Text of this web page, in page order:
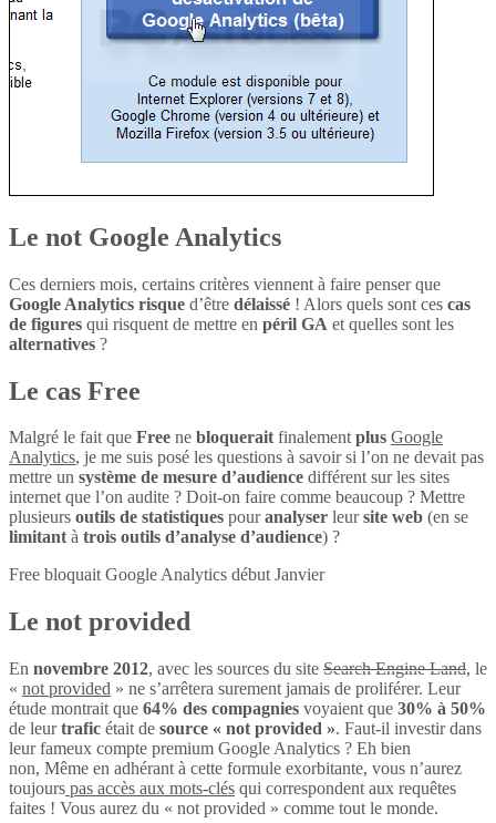
Le not Google Analytics
Ces derniers mois, certains critères viennent à faire penser que
Google Analytics risque d’être délaissé ! Alors quels sont ces cas
de figures qui risquent de mettre en péril GA et quelles sont les
alternatives ?
Le cas Free
Malgré le fait que Free ne bloqueraitfinalementplus Google
Analytics, je me suis posé les questions à savoir si l’on ne devait pas
mettre un système de mesure d’audience différent sur les sites
internet que l’on audite ? Doit-on faire comme beaucoup ? Mettre
plusieurs outils de statistiques pouranalyser leursite web (en se
limitantà trois outils d’analyse d’audience) ?
Free bloquait Google Analytics début Janvier
Le not provided
En novembre 2012, avec les sources du site Search Engine Land, le
« not provided » ne s’arrêtera surement jamais de proliférer. Leur
étude montrait que 64% des compagnies voyaient que 30% à 50%
de leurtrafic était de source « not provided ». Faut-il investir dans
leur fameux compte premium Google Analytics ? Eh bien
non, Même en adhérant à cette formule exorbitante, vous n’aurez
toujours pas accès aux mots-clés qui correspondent aux requêtes
faites ! Vous aurez du « not provided » comme tout le monde.